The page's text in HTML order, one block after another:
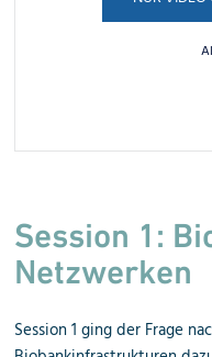
Session 1:
Netzwerken
Session 1 ging der Frage